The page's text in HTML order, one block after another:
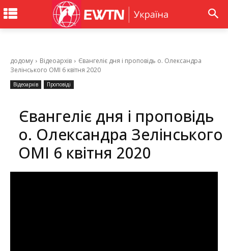
додому Відеоархів
Євангеліє дня і проповідь о. Олександра
Зелінського ОМІ 6 квітня 2020
Відеоархів Проповіді
Євангеліє дня і проповідь
о. Олександра Зелінського
ОМІ 6 квітня 2020